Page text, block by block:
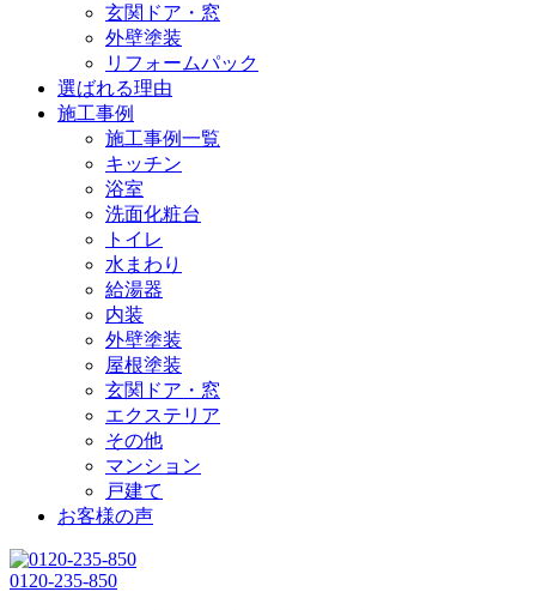
玄関ドア・窓
外壁塗装
リフォームパック
選ばれる理由
施工事例
施工事例一覧
キッチン
浴室
洗面化粧台
トイレ
水まわり
給湯器
内装
外壁塗装
屋根塗装
玄関ドア・窓
エクステリア
その他
マンション
戸建て
お客様の声
0120-235-850